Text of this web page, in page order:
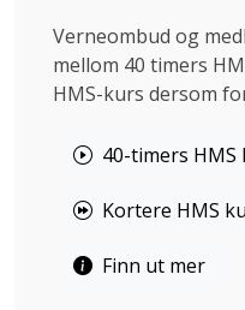
Verneombud og
mellom 40 timers
HMS-kurs dersom
40-timers HMS
Kortere HMS
Finn ut mer